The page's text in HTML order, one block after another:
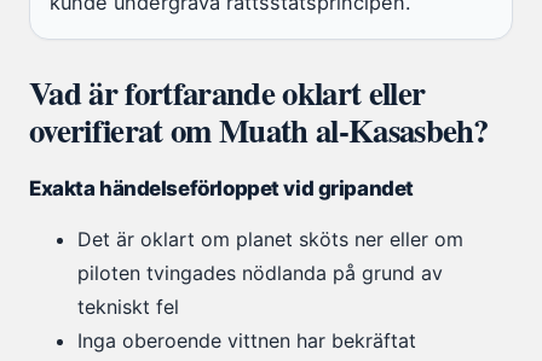
Vad är fortfarande oklart eller
overifierat om Muath al-Kasasbeh?
Exakta händelseförloppet vid gripandet
Det är oklart om planet sköts ner eller om
piloten tvingades nödlanda på grund av
tekniskt fel
Inga oberoende vittnen har bekräftat